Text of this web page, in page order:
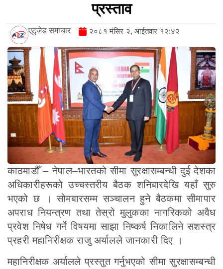
प्रस्ताव
एटुजेड समाचार २०८१ मंसिर २, आईतवार १२:४२
काठमाडौँ – नेपाल–भारतको सीमा सुरक्षासम्बन्धी दुई देशका
अधिकारीहरूको उच्चस्तरीय बैठक शनिबारदेखि यहाँ सुरु
भएको छ । सोमबारसम्म सञ्चालन हुने बैठकमा सीमापार
अपराध नियन्त्रण तथा तेस्रो मुलुकका नागरिकको अवैध
प्रवेश निषेध गर्ने विषयमा साझा निष्कर्ष निकालिने सशस्त्र
प्रहरी महानिरीक्षक राजु अर्यालले जानकारी दिए ।
महानिरीक्षक अर्यालले प्रस्तुत गर्नुभएको सीमा सुरक्षासम्बन्धी